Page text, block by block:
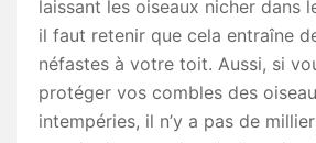
laissant les oiseaux nicher dans
il faut retenir que cela entraîne
néfastes à votre toit. Aussi, si
protéger vos combles des
intempéries, il n’y a pas de